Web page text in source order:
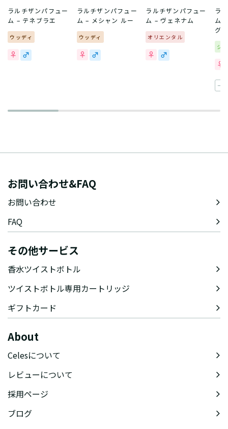
ラルチザンパフュー
ム – テネブラエ
ウッディ
ラルチザンパフュー
ム – メシャン ルー
ウッディ
ラルチザンパフュー
ム – ヴェネナム
オリエンタル
ラ
ム
グエ
シ
一
お問い合わせ&FAQ
お問い合わせ
FAQ
その他サービス
香水ツイストボトル
ツイストボトル専用カートリッジ
ギフトカード
About
Celesについて
レビューについて
採用ページ
ブログ